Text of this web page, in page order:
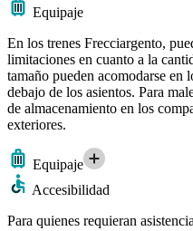
Equipaje
En los trenes Frecciargento,
limitaciones en cuanto a la
tamaño pueden acomodarse en
debajo de los asientos. Para
de almacenamiento en los
exteriores.
Equipaje
Accesibilidad
Para quienes requieran